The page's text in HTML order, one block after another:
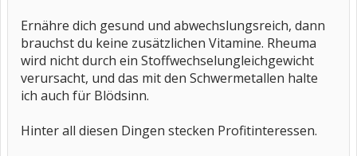
Ernähre dich gesund und abwechslungsreich, dann
brauchst du keine zusätzlichen Vitamine. Rheuma
wird nicht durch ein Stoffwechselungleichgewicht
verursacht, und das mit den Schwermetallen halte
ich auch für Blödsinn.
Hinter all diesen Dingen stecken Profitinteressen.